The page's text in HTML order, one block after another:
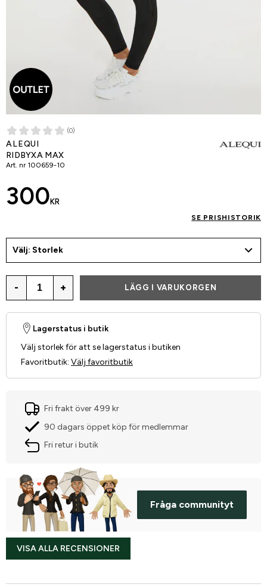
(0)
ALEQUI
RIDBYXA MAX
Art. nr 100659-10
300 KR
SE PRISHISTORIK
Välj: Storlek
- + LÄGG I VARUKORGEN
Lagerstatus i butik
Välj storlek för att se lagerstatus i butiken
Favoritbutik: Välj favoritbutik
Fri frakt över 499 kr
90 dagars öppet köp för medlemmar
Fri retur i butik
Fråga communityt
VISA ALLA RECENSIONER